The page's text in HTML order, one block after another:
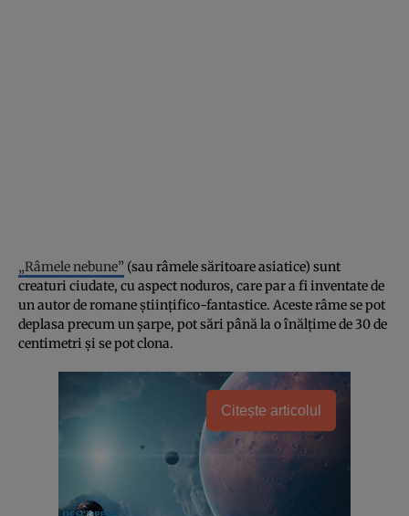
„Râmele nebune” (sau râmele săritoare asiatice) sunt
creaturi ciudate, cu aspect noduros, care par a fi inventate de
un autor de romane științifico-fantastice. Aceste râme se pot
deplasa precum un șarpe, pot sări până la o înălțime de 30 de
centimetri și se pot clona.
Citește articolul